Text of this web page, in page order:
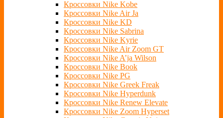
Кроссовки Nike Kobe
Кроссовки Nike Air Ja
Кроссовки Nike KD
Кроссовки Nike Sabrina
Кроссовки Nike Kyrie
Кроссовки Nike Air Zoom GT
Кроссовки Nike A’ja Wilson
Кроссовки Nike Book
Кроссовки Nike PG
Кроссовки Nike Greek Freak
Кроссовки Nike Hyperdunk
Кроссовки Nike Renew Elevate
Кроссовки Nike Zoom Hyperset